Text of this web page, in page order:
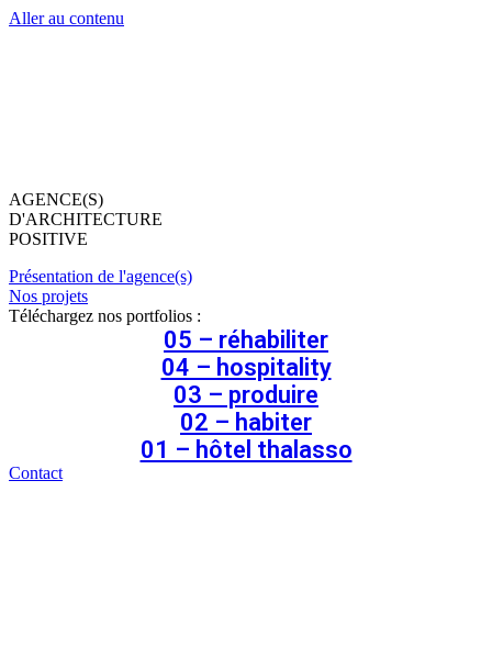
Aller au contenu
AGENCE(S)
D'ARCHITECTURE
POSITIVE
Présentation de l'agence(s)
Nos projets
Téléchargez nos portfolios :
05 – réhabiliter
04 – hospitality
03 – produire
02 – habiter
01 – hôtel thalasso
Contact